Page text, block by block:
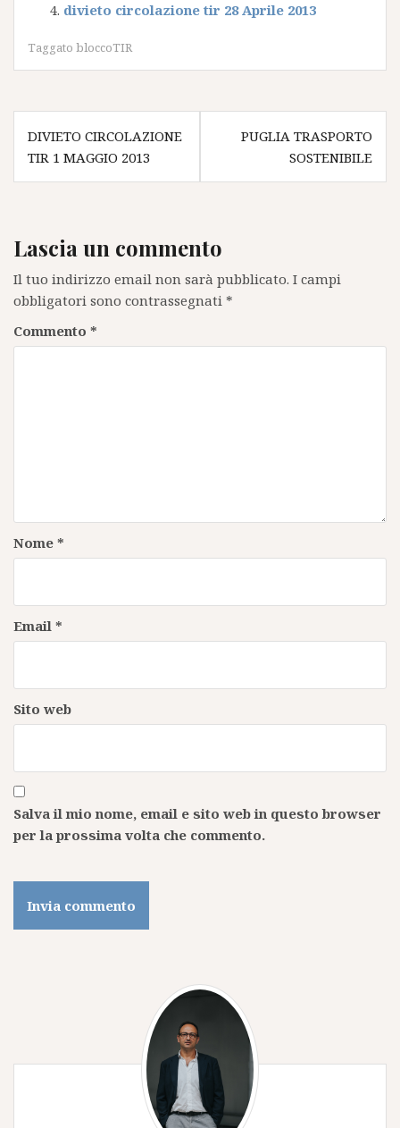
divieto circolazione tir 28 Aprile 2013
Taggato bloccoTIR
Navigazione
articoli
DIVIETO CIRCOLAZIONE
TIR 1 MAGGIO 2013
PUGLIA TRASPORTO
SOSTENIBILE
Lascia un commento
Il tuo indirizzo email non sarà pubblicato. I campi
obbligatori sono contrassegnati *
Commento *
Nome *
Email *
Sito web
Salva il mio nome, email e sito web in questo browser
per la prossima volta che commento.